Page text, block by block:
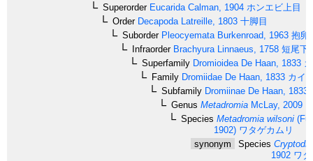
SuperorderEucarida Calman, 1904 ホンエビ上目
OrderDecapoda Latreille, 1803 十脚目
SuborderPleocyemata Burkenroad, 1963 抱卵
InfraorderBrachyura Linnaeus, 1758 短尾下
Superfamily Dromioidea De Haan, 1833
Family Dromiidae De Haan, 1833 カイ
Subfamily Dromiinae De Haan, 1833
Genus Metadromia McLay, 2009
Species Metadromia wilsoni
1902) ワタゲカムリ
synonym
Species
1902 ワ